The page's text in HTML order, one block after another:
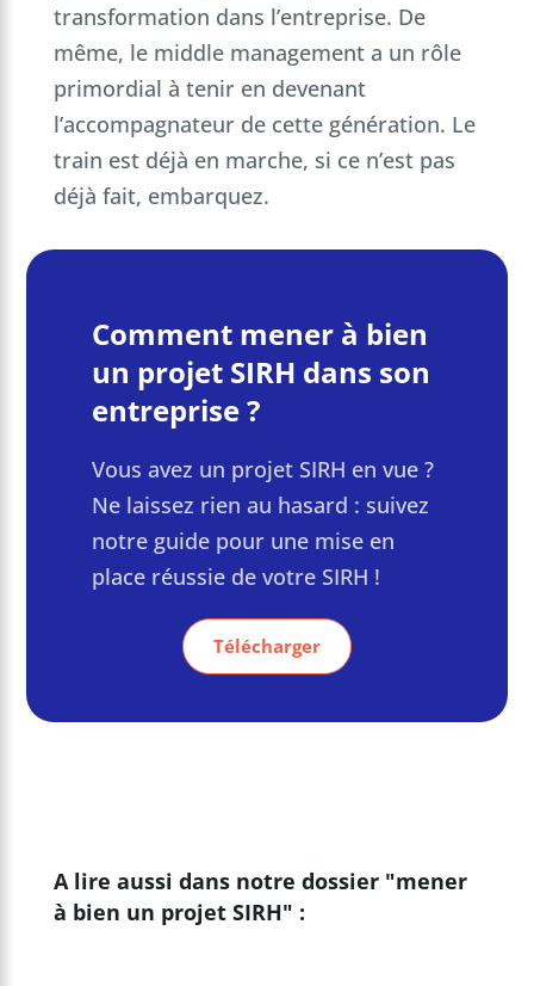
transformation dans l’entreprise. De
même, le middle management a un rôle
primordial à tenir en devenant
l’accompagnateur de cette génération. Le
train est déjà en marche, si ce n’est pas
déjà fait, embarquez.
Comment mener à bien
un projet SIRH dans son
entreprise ?
Vous avez un projet SIRH en vue ?
Ne laissez rien au hasard : suivez
notre guide pour une mise en
place réussie de votre SIRH !
Télécharger
A lire aussi dans notre dossier "mener
à bien un projet SIRH" :